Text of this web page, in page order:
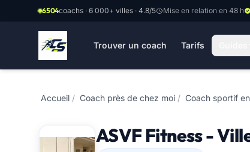
Aller au contenu principal
6504coachs · 6 000+ villes · 4.8/5 Mise en relation en 48 h
Trouver un coach Tarifs
Accueil / Coach près de chez moi / Coach sportif
ASVF Fitness -